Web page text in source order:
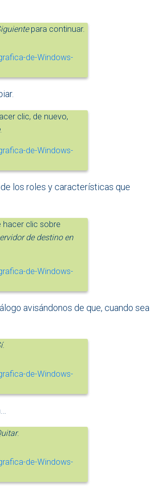
para continuar.
clic, de nuevo,
.
los roles y características que
hacer clic sobre
de destino en
avisándonos de que, cuando sea
.
.